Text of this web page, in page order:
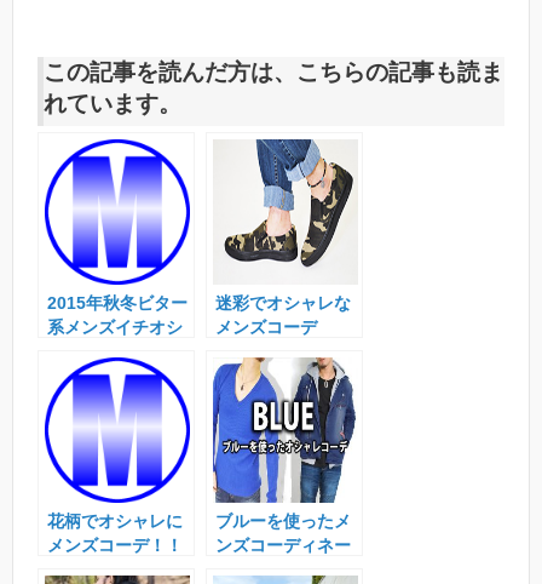
この記事を読んだ方は、こちらの記事も読ま
れています。
2015年秋冬ビター
系メンズイチオシ
迷彩でオシャレな
メンズコーデ
花柄でオシャレに
メンズコーデ！！
ブルーを使ったメ
ンズコーディネー